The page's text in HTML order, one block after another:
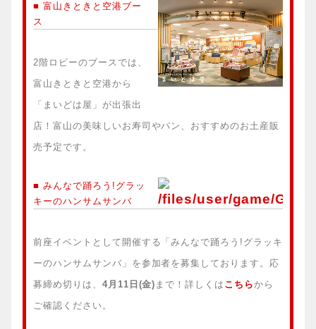
■ 富山きときと空港ブー
ス
2階ロビーのブースでは、
富山きときと空港から
「まいどは屋」が出張出
店！富山の美味しいお寿司やパン、おすすめのお土産販
売予定です。
■ みんなで踊ろう!グラッ
キーのハンサムサンバ
前座イベントとして開催する「みんなで踊ろう!グラッキ
ーのハンサムサンバ」を参加者を募集しております。応
募締め切りは、 4月11日(金) まで！詳しくは こちらから
ご確認ください。